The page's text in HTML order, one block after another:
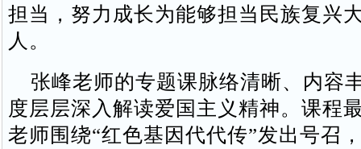
担当，努力成长为能够担当民族复兴
人。
张峰老师的专题课脉络清晰、内容
度层层深入解读爱国主义精神。课程
老师围绕“红色基因代代传”发出号召